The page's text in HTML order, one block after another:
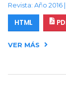
Revista: Año 2016
HTML
VER MÁS